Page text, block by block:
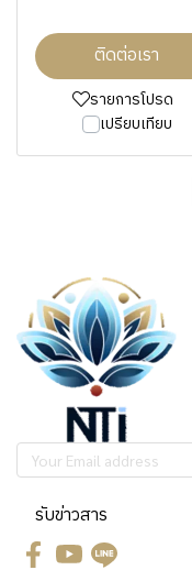
ติดต่อเรา
รายการโปรด
เปรียบเทียบ
รับข่าวสาร